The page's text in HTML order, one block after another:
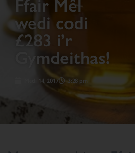
Ffair Mêl
wedi codi
£283 i’r
Gymdeithas!
Medi 14, 2017 3:28 pm